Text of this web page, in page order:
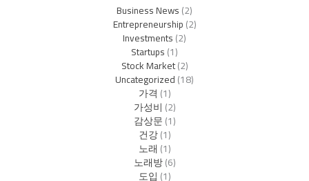
Business News(2)
Entrepreneurship(2)
Investments(2)
Startups(1)
Stock Market(2)
Uncategorized(18)
가격 (1)
가성비 (2)
감상문(1)
건강(1)
노래 (1)
노래방(6)
도입 (1)